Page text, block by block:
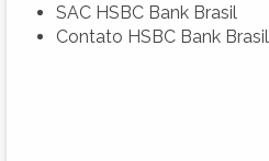
SAC HSBC Bank Brasil
Contato HSBC Bank Brasil